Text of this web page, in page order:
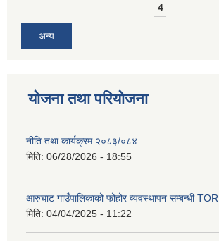
4
अन्य
योजना तथा परियोजना
नीति तथा कार्यक्रम २०८३/०८४
मिति: 06/28/2026 - 18:55
आरुघाट गाउँपालिकाको फोहोर व्यवस्थापन सम्बन्धी TOR
मिति: 04/04/2025 - 11:22